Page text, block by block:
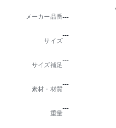
メーカー品番---
サイズ
---
サイズ補足
---
素材・材質
---
重量
---